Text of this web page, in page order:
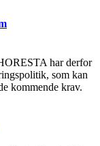
har derfor
som kan
kommende krav.